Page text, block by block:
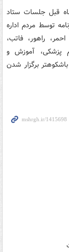
قبل جلسات ستاد
توسط مردم اداره
راهور، فاتب،
پزشکی، آموزش و
برگزار شدن